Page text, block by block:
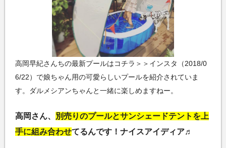
高岡早紀さんちの最新プールはコチラ＞＞インスタ（2018/0
6/22）で娘ちゃん用の可愛らしいプールを紹介されていま
す。ダルメシアンちゃんと一緒に楽しめますねー。
高岡さん、
別売りのプールとサンシェードテントを上
手に組み合わせてるんです！ナイスアイディア♬